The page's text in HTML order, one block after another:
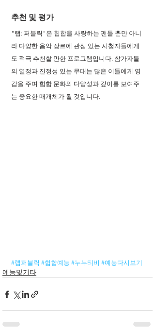
추천 및 평가
"랩: 퍼블릭"은 힙합을 사랑하는 팬들 뿐만 아니
라 다양한 음악 장르에 관심 있는 시청자들에게
도 적극 추천할 만한 프로그램입니다. 참가자들
의 열정과 진정성 있는 무대는 많은 이들에게 영
감을 주며 힙합 문화의 다양성과 깊이를 보여주
는 중요한 매개체가 될 것입니다.
#랩퍼블릭 #힙합예능 #누누티비 #예능다시보기
예능및기타